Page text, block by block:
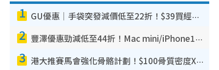
1 GU優惠｜手袋突發減價低至22折！$39買經典波士頓包/餃子袋！飾物同步減價$29起！
2 豐澤優惠勁減低至44折！Mac mini/iPhone17Pro大減價！廚房家電$220起
3 港大推賽馬會強化骨骼計劃！$100骨質密度X光檢查 完成免費運動訓練送超市禮券！附參加資格